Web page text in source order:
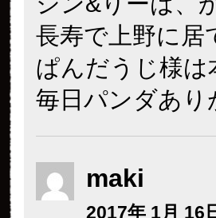
長寿で上野に居
ぱんだうじ様は
毎日パンダあ
maki
2017年 1月 16